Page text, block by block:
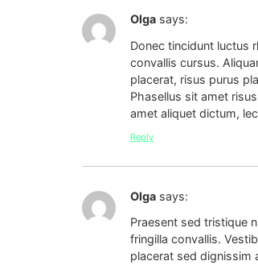
Olga says:
Donec tincidunt luctus
convallis cursus.
placerat, risus purus
Phasellus sit amet
amet aliquet dictum,
Reply
Olga says:
Praesent sed tristique
fringilla convallis.
placerat sed dignissim